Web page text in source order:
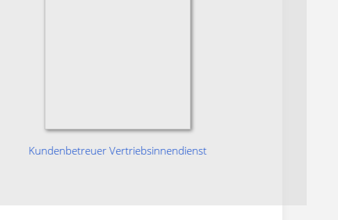
Kundenbetreuer Vertriebsinnendienst